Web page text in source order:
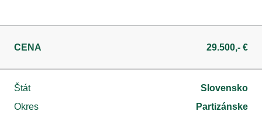
CENA 29.500,- €
Štát
Slovensko
Okres
Partizánske